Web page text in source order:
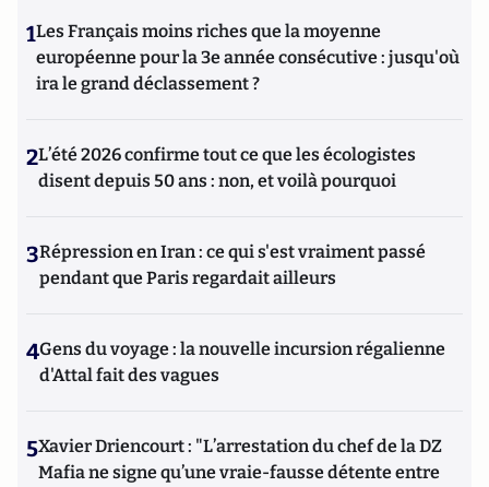
1Les Français moins riches que la moyenne
européenne pour la 3e année consécutive : jusqu'où
ira le grand déclassement ?
2L’été 2026 confirme tout ce que les écologistes
disent depuis 50 ans : non, et voilà pourquoi
3Répression en Iran : ce qui s'est vraiment passé
pendant que Paris regardait ailleurs
4Gens du voyage : la nouvelle incursion régalienne
d'Attal fait des vagues
5Xavier Driencourt : "L’arrestation du chef de la DZ
Mafia ne signe qu’une vraie-fausse détente entre